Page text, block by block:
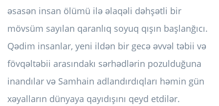
əsasən insan ölümü ilə əlaqəli dəhşətli bir
mövsüm sayılan qaranlıq soyuq qışın başlanğıcı.
Qədim insanlar, yeni ildən bir gecə əvvəl təbii və
fövqəltəbii arasındakı sərhədlərin pozulduğuna
inandılar və Samhain adlandırdıqları həmin gün
xəyalların dünyaya qayıdışını qeyd etdilər.